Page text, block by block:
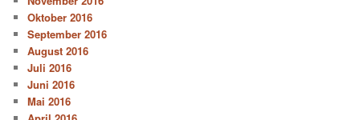
Oktober 2016
September 2016
August 2016
Juli 2016
Juni 2016
Mai 2016